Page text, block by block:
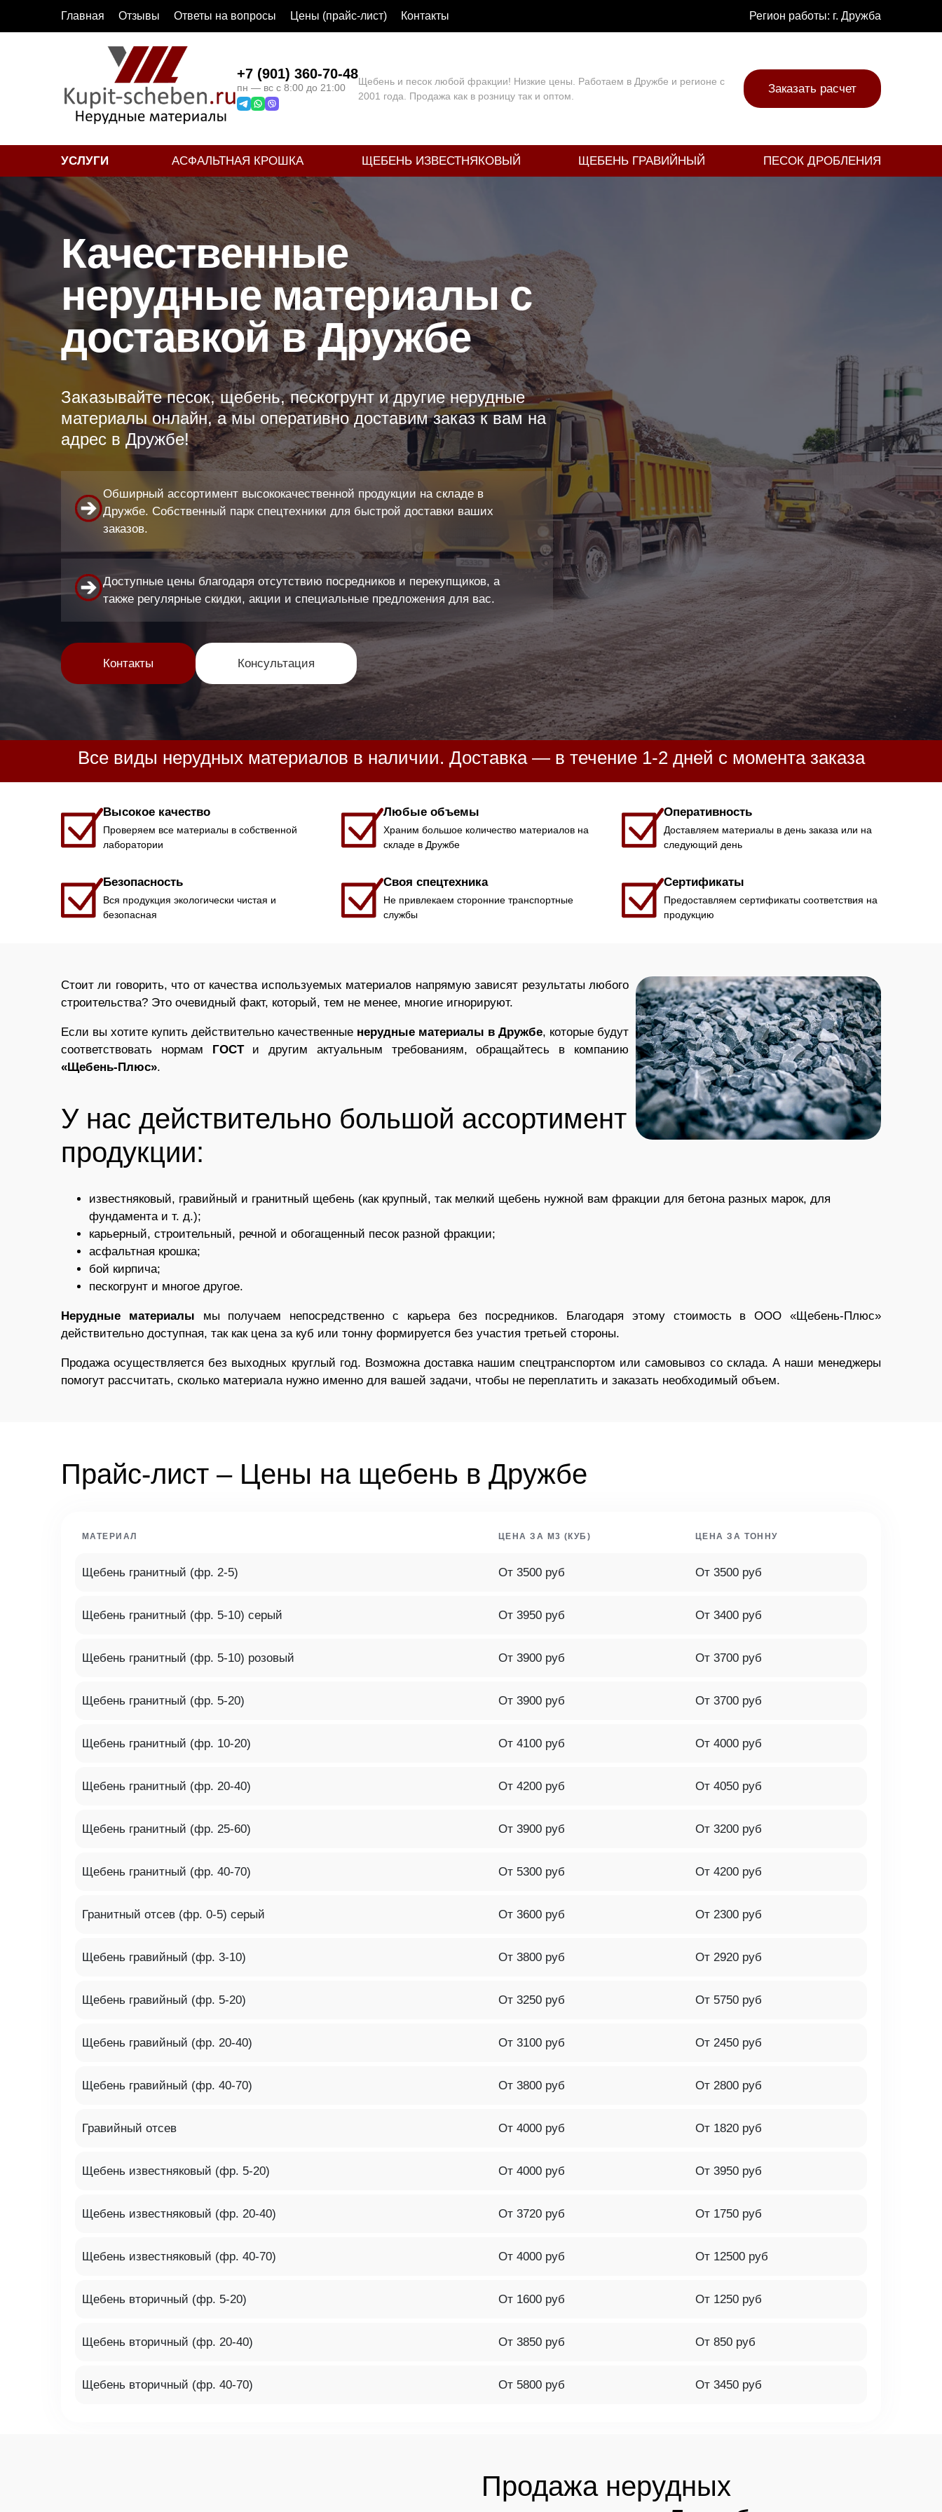
Главная Отзывы Ответы на вопросы Цены (прайс-лист) Контакты Регион работы: г. Дружба
+7 (901) 360-70-48
пн — вс с 8:00 до 21:00
Щебень и песок любой фракции! Низкие цены. Работаем в Дружбе и регионе с
2001 года. Продажа как в розницу так и оптом.
Заказать расчет
УСЛУГИ АСФАЛЬТНАЯ КРОШКА ЩЕБЕНЬ ИЗВЕСТНЯКОВЫЙ ЩЕБЕНЬ ГРАВИЙНЫЙ ПЕСОК ДРОБЛЕНИЯ
Качественные
нерудные материалы с
доставкой в Дружбе
Заказывайте песок, щебень, пескогрунт и другие нерудные
материалы онлайн, а мы оперативно доставим заказ к вам на
адрес в Дружбе!
Обширный ассортимент высококачественной продукции на складе в
Дружбе. Собственный парк спецтехники для быстрой доставки ваших
заказов.
Доступные цены благодаря отсутствию посредников и перекупщиков, а
также регулярные скидки, акции и специальные предложения для вас.
Контакты Консультация
Все виды нерудных материалов в наличии. Доставка — в течение 1-2 дней с момента заказа
Высокое качество
Проверяем все материалы в собственной
лаборатории
Любые объемы
Храним большое количество материалов на
складе в Дружбе
Оперативность
Доставляем материалы в день заказа или на
следующий день
Безопасность
Вся продукция экологически чистая и
безопасная
Своя спецтехника
Не привлекаем сторонние транспортные
службы
Сертификаты
Предоставляем сертификаты соответствия на
продукцию
Стоит ли говорить, что от качества используемых материалов напрямую зависят результаты любого
строительства? Это очевидный факт, который, тем не менее, многие игнорируют.
Если вы хотите купить действительно качественные нерудные материалы в Дружбе, которые будут
соответствовать нормам ГОСТи другим актуальным требованиям, обращайтесь в компанию
«Щебень-Плюс».
У нас действительно большой ассортимент
продукции:
известняковый, гравийный и гранитный щебень (как крупный, так мелкий щебень нужной вам фракции для бетона разных марок, для
фундамента и т. д.);
карьерный, строительный, речной и обогащенный песок разной фракции;
асфальтная крошка;
бой кирпича;
пескогрунт и многое другое.
Нерудные материалы мы получаем непосредственно с карьера без посредников. Благодаря этому стоимость в ООО «Щебень-Плюс»
действительно доступная, так как цена за куб или тонну формируется без участия третьей стороны.
Продажа осуществляется без выходных круглый год. Возможна доставка нашим спецтранспортом или самовывоз со склада. А наши менеджеры
помогут рассчитать, сколько материала нужно именно для вашей задачи, чтобы не переплатить и заказать необходимый объем.
Прайс-лист – Цены на щебень в Дружбе
МАТЕРИАЛ ЦЕНА ЗА М3 (КУБ) ЦЕНА ЗА ТОННУ
Щебень гранитный (фр. 2-5) От 3500 руб От 3500 руб
Щебень гранитный (фр. 5-10) серый От 3950 руб От 3400 руб
Щебень гранитный (фр. 5-10) розовый От 3900 руб От 3700 руб
Щебень гранитный (фр. 5-20) От 3900 руб От 3700 руб
Щебень гранитный (фр. 10-20) От 4100 руб От 4000 руб
Щебень гранитный (фр. 20-40) От 4200 руб От 4050 руб
Щебень гранитный (фр. 25-60) От 3900 руб От 3200 руб
Щебень гранитный (фр. 40-70) От 5300 руб От 4200 руб
Гранитный отсев (фр. 0-5) серый От 3600 руб От 2300 руб
Щебень гравийный (фр. 3-10) От 3800 руб От 2920 руб
Щебень гравийный (фр. 5-20) От 3250 руб От 5750 руб
Щебень гравийный (фр. 20-40) От 3100 руб От 2450 руб
Щебень гравийный (фр. 40-70) От 3800 руб От 2800 руб
Гравийный отсев От 4000 руб От 1820 руб
Щебень известняковый (фр. 5-20) От 4000 руб От 3950 руб
Щебень известняковый (фр. 20-40) От 3720 руб От 1750 руб
Щебень известняковый (фр. 40-70) От 4000 руб От 12500 руб
Щебень вторичный (фр. 5-20) От 1600 руб От 1250 руб
Щебень вторичный (фр. 20-40) От 3850 руб От 850 руб
Щебень вторичный (фр. 40-70) От 5800 руб От 3450 руб
Продажа нерудных